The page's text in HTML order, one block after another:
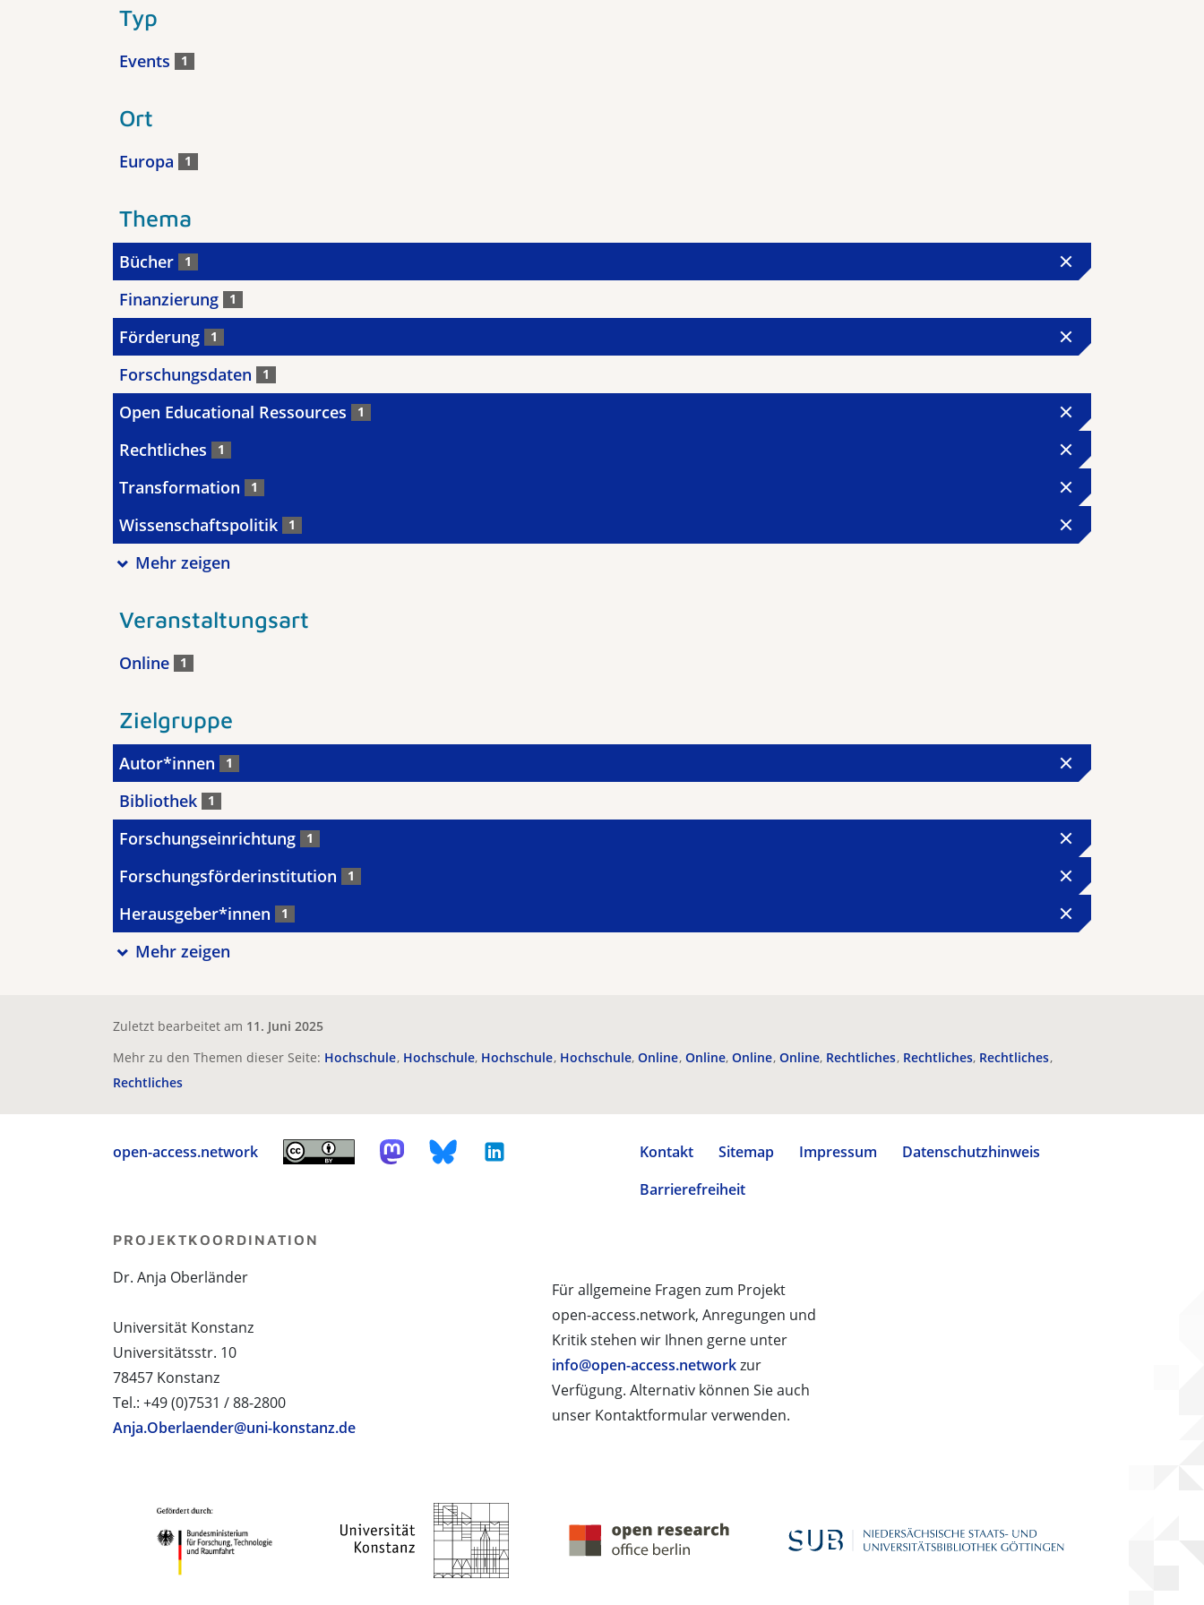
Typ
Events 1
Ort
Europa 1
Thema
Bücher 1
Finanzierung 1
Förderung 1
Forschungsdaten 1
Open Educational Ressources 1
Rechtliches 1
Transformation 1
Wissenschaftspolitik 1
Mehr zeigen
Veranstaltungsart
Online 1
Zielgruppe
Autor*innen 1
Bibliothek 1
Forschungseinrichtung 1
Forschungsförderinstitution 1
Herausgeber*innen 1
Mehr zeigen
Zuletzt bearbeitet am 11. Juni 2025
Mehr zu den Themen dieser Seite: Hochschule Hochschule Hochschule Hochschule Online Online Online Online Rechtliches Rechtliches Rechtliches
Rechtliches
open-access.network Kontakt Sitemap Impressum
Datenschutzhinweis
Barrierefreiheit
Für allgemeine Fragen zum Projekt
open-access.network, Anregungen und
Kritik stehen wir Ihnen gerne unter
info@open-access.networkzur
Verfügung. Alternativ können Sie auch
unser Kontaktformular verwenden.
PROJEKTKOORDINATION
Dr. Anja Oberländer
Universität Konstanz
Universitätsstr. 10
78457 Konstanz
Tel.: +49 (0)7531 / 88-2800
Anja.Oberlaender@uni-konstanz.de